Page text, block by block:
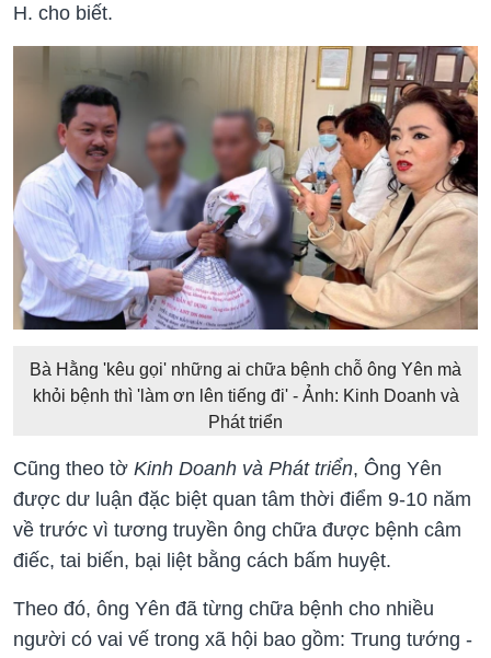
H. cho biết.
Bà Hằng 'kêu gọi' những ai chữa bệnh chỗ ông Yên mà
khỏi bệnh thì 'làm ơn lên tiếng đi' - Ảnh: Kinh Doanh và
Phát triển
Cũng theo tờ Kinh Doanh và Phát triển, Ông Yên
được dư luận đặc biệt quan tâm thời điểm 9-10 năm
về trước vì tương truyền ông chữa được bệnh câm
điếc, tai biến, bại liệt bằng cách bấm huyệt.
Theo đó, ông Yên đã từng chữa bệnh cho nhiều
người có vai vế trong xã hội bao gồm: Trung tướng -